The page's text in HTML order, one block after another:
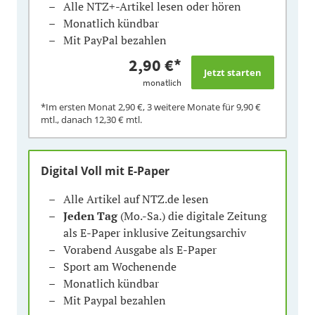
Alle NTZ+-Artikel lesen oder hören
Monatlich kündbar
Mit PayPal bezahlen
2,90 €*
monatlich
*Im ersten Monat2,90 €, 3 weitere Monate für9,90 €
mtl., danach 12,30 € mtl.
Digital Voll mit E-Paper
Alle Artikel auf NTZ.de lesen
Jeden Tag(Mo.-Sa.) die digitale Zeitung
als E-Paper inklusive Zeitungsarchiv
Vorabend Ausgabe als E-Paper
Sport am Wochenende
Monatlich kündbar
Mit Paypal bezahlen